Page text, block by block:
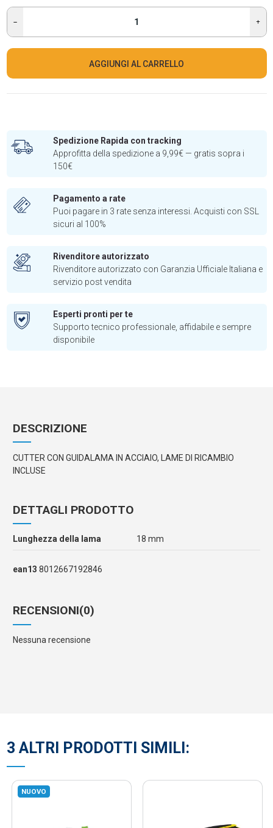
AGGIUNGI AL CARRELLO
Spedizione Rapida con tracking
Approfitta della spedizione a 9,99€ — gratis sopra i
150€
Pagamento a rate
Puoi pagare in 3 rate senza interessi. Acquisti con SSL
sicuri al 100%
Rivenditore autorizzato
Rivenditore autorizzato con Garanzia Ufficiale Italiana e
servizio post vendita
Esperti pronti per te
Supporto tecnico professionale, affidabile e sempre
disponibile
DESCRIZIONE
CUTTER CON GUIDALAMA IN ACCIAIO, LAME DI RICAMBIO
INCLUSE
DETTAGLI PRODOTTO
Lunghezza della lama 18 mm
ean13 8012667192846
RECENSIONI(0)
Nessuna recensione
3 ALTRI PRODOTTI SIMILI:
NUOVO